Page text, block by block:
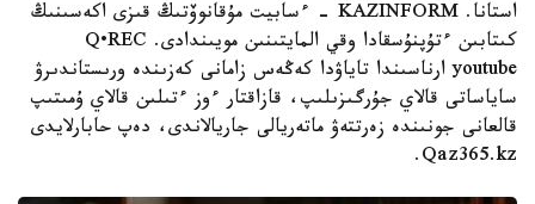
استانا. KAZINFORM - ءسابيت مۇقانوۆتىڭ قىزى اكەسىنىڭ
كىتابىن ءتۇپنۇسقادا وقي المايتىنىن مويىندادى. Q•REC
youtube ارناسىندا تاياۋدا كەڭەس زامانى كەزىندە ورىستاندىرۋ
ساياساتى قالاي جۇرگىزىلىپ، قازاقتار ءوز ءتىلىن قالاي ۇمىتىپ
قالعانى جونىندە زەرتتەۋ ماتەريالى جاريالاندى، دەپ حابارلايدى
Qaz365.kz.